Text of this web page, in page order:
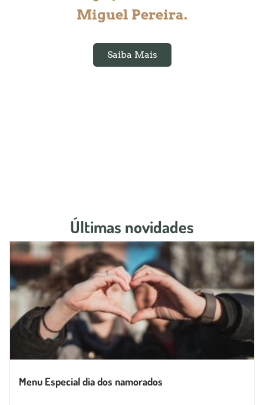
Miguel Pereira.
Saiba Mais
Últimas novidades
Menu Especial dia dos namorados